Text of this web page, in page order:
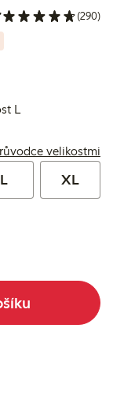
(290)
L
velikostmi
L XL